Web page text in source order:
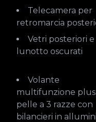
Telecamera per
retromarcia
Vetri posteriori e
lunotto oscurati
Volante
multifunzione plus
pelle a 3 razze con
bilancieri in